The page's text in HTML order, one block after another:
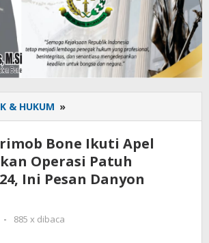
& HUKUM »
Brimob
Bone
Ikuti
Apel
Gelar
Bone Ikuti Apel
Operasi Patuh
Ini Pesan Danyon
oleh
-
885 x dibaca